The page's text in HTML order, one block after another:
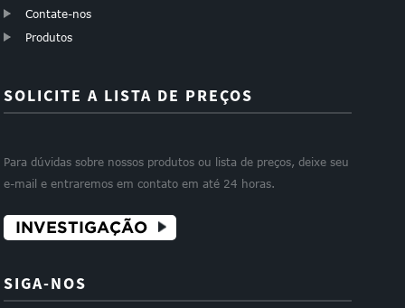
Contate-nos
Produtos
SOLICITE A LISTA DE PREÇOS
Para dúvidas sobre nossos produtos ou lista de preços, deixe seu
e-mail e entraremos em contato em até 24 horas.
INVESTIGAÇÃO
SIGA-NOS